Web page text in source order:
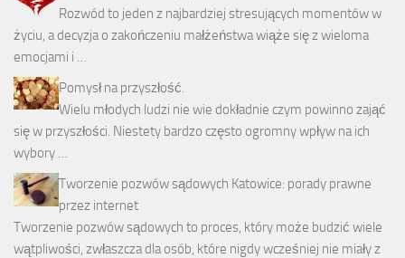
Rozwód to jeden z najbardziej stresujących momentów w
życiu, a decyzja o zakończeniu małżeństwa wiąże się z wieloma
emocjami i …
Pomysł na przyszłość.
Wielu młodych ludzi nie wie dokładnie czym powinno zająć
się w przyszłości. Niestety bardzo często ogromny wpływ na ich
wybory …
Tworzenie pozwów sądowych Katowice: porady prawne
przez internet
Tworzenie pozwów sądowych to proces, który może budzić wiele
wątpliwości, zwłaszcza dla osób, które nigdy wcześniej nie miały z